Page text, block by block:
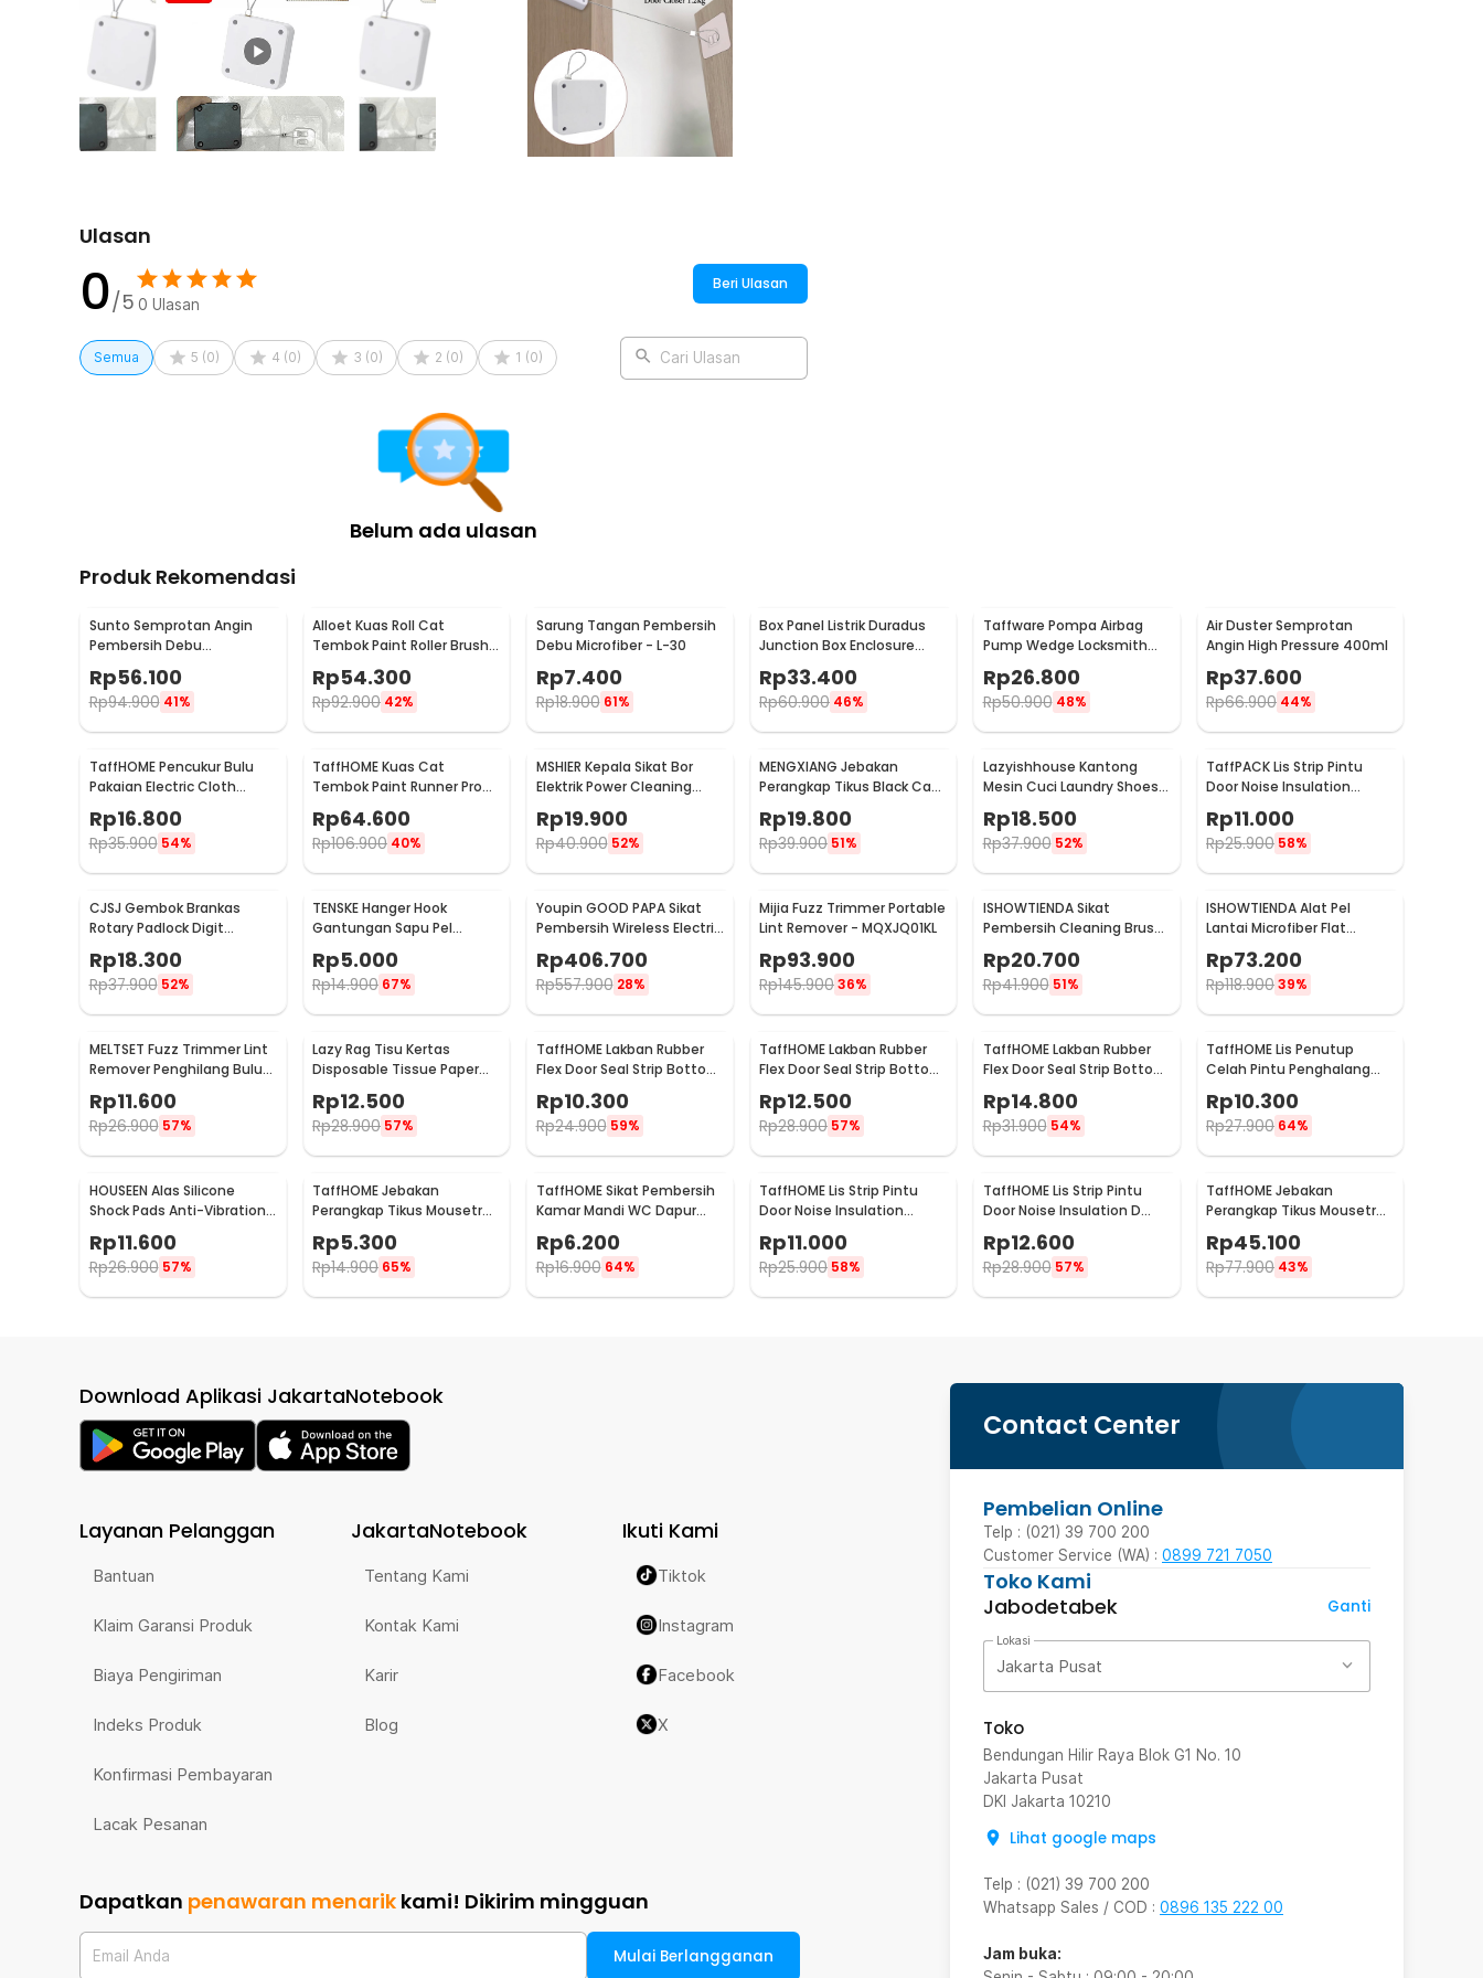
juga membantu menjaga privasi dan keamanan karena pintu tidak akan terbuka tanpa sengaja.
Cocok untuk penggunaan rumah tangga maupun kantor dengan kebutuhan praktis dan hemat
Kelengkapan Produk
Rincian yang Anda dapatkan untuk pembelian produk ini:
Ulasan
0/5 0 Ulasan
Beri Ulasan
Semua 5 (0) 4 (0) 3 (0) 2 (0) 1 (0) Cari Ulasan
Belum ada ulasan
Produk Rekomendasi
Sunto Semprotan Angin
Pembersih Debu
Compressed Air Duster
400ml - ST1003
Rp56.100
Rp94.900 41%
Alloet Kuas Roll Cat
Tembok Paint Roller Brush
8.5cm - HD-TVYQS
Rp54.300
Rp92.900 42%
Sarung Tangan Pembersih
Debu Microfiber - L-30
Rp7.400
Rp18.900 61%
Box Panel Listrik Duradus
Junction Box Enclosure
Waterproof 158x90mm -
B1589
Rp33.400
Rp60.900 46%
Taffware Pompa Airbag
Pump Wedge Locksmith
Tools Size L
Rp26.800
Rp50.900 48%
Air Duster Semprotan
Angin High Pressure 400ml
Rp37.600
Rp66.900 44%
TaffHOME Pencukur Bulu
Pakaian Electric Cloth
Fabric Shaver - FL-188
Rp16.800
Rp35.900 54%
TaffHOME Kuas Cat
Tembok Paint Runner Pro
Roller - DY-526
Rp64.600
Rp106.900 40%
MSHIER Kepala Sikat Bor
Elektrik Power Cleaning
Head 3 PCS - DB003
Rp19.900
Rp40.900 52%
MENGXIANG Jebakan
Perangkap Tikus Black Cat
Mousetrap 2 PCS - JB56
Rp19.800
Rp39.900 51%
Lazyishhouse Kantong
Mesin Cuci Laundry Shoes
Washing Mesh Bag - 62319
Rp18.500
Rp37.900 52%
TaffPACK Lis Strip Pintu
Door Noise Insulation
Sealing Tape 5Mx3cm - B35
Rp11.000
Rp25.900 58%
CJSJ Gembok Brankas
Rotary Padlock Digit
Combination Padlock -
CH-209
Rp18.300
Rp37.900 52%
TENSKE Hanger Hook
Gantungan Sapu Pel
Multifungsi 1 PCS - GF-016
Rp5.000
Rp14.900 67%
Youpin GOOD PAPA Sikat
Pembersih Wireless Electric
Cleaning - CL99
Rp406.700
Rp557.900 28%
Mijia Fuzz Trimmer Portable
Lint Remover - MQXJQ01KL
Rp93.900
Rp145.90036%
ISHOWTIENDA Sikat
Pembersih Cleaning Brush
Dispenser Sabun Air -
S0026
Rp20.700
Rp41.900 51%
ISHOWTIENDA Alat Pel
Lantai Microfiber Flat
Flexible Head with Bucket -
FMI60
Rp73.200
Rp118.90039%
MELTSET Fuzz Trimmer Lint
Remover Penghilang Bulu
Serat Kain - CV8805
Rp11.600
Rp26.900 57%
Lazy Rag Tisu Kertas
Disposable Tissue Paper
Towel 1 Roll (50 Helai) -
MB104P
Rp12.500
Rp28.900 57%
TaffHOME Lakban Rubber
Flex Door Seal Strip Bottom
Waterproof 25mmx5M -
TP39
Rp10.300
Rp24.900 59%
TaffHOME Lakban Rubber
Flex Door Seal Strip Bottom
Waterproof 35mmx5M -
TP39
Rp12.500
Rp28.900 57%
TaffHOME Lakban Rubber
Flex Door Seal Strip Bottom
Waterproof 45mmx5M -
TP39
Rp14.800
Rp31.900 54%
TaffHOME Lis Penutup
Celah Pintu Penghalang
Debu Door Bottom Seal 1M
- LQ7
Rp10.300
Rp27.900 64%
HOUSEEN Alas Silicone
Shock Pads Anti-Vibration
Mats 4 PCS - NY522
Rp11.600
Rp26.900 57%
TaffHOME Jebakan
Perangkap Tikus Mousetrap
Sensitive - ZL-2021
Rp5.300
Rp14.900 65%
TaffHOME Sikat Pembersih
Kamar Mandi WC Dapur
Sponge Brush - 8211
Rp6.200
Rp16.900 64%
TaffHOME Lis Strip Pintu
Door Noise Insulation
Dusting Tape
5Mx9mmx9mm - KK-061
Rp11.000
Rp25.900 58%
TaffHOME Lis Strip Pintu
Door Noise Insulation D
Tape 9x6mm 10M - KK-062
Rp12.600
Rp28.900 57%
TaffHOME Jebakan
Perangkap Tikus Mousetrap
Cage - HU1999
Rp45.100
Rp77.900 43%
Contact Center
Pembelian Online
Telp : (021) 39 700 200
Customer Service (WA) : 0899 721 7050
Toko Kami
Jabodetabek
Ganti
Lokasi
Jakarta Pusat
Toko
Bendungan Hilir Raya Blok G1 No. 10
Jakarta Pusat
DKI Jakarta 10210
Lihat google maps
Telp : (021) 39 700 200
Whatsapp Sales / COD : 0896 135 222 00
Jam buka:
Download Aplikasi JakartaNotebook
Layanan Pelanggan
Bantuan
Klaim Garansi Produk
Biaya Pengiriman
Indeks Produk
Konfirmasi Pembayaran
Lacak Pesanan
JakartaNotebook
Tentang Kami
Kontak Kami
Karir
Blog
Ikuti Kami
Tiktok
Instagram
Facebook
X
Dapatkan penawaran menarik kami! Dikirim mingguan
Email Anda Mulai Berlangganan